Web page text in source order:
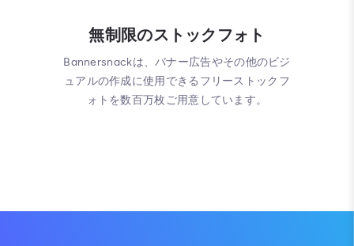
無制限のストックフォト
Bannersnackは、バナー広告やその他のビジ
ュアルの作成に使用できるフリーストックフ
ォトを数百万枚ご用意しています。